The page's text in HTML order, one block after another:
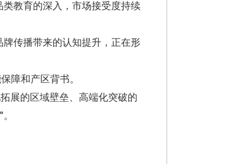
教育的深入，市场接受度持续
传播带来的认知提升，正在形
障和产区背书。
展的区域壁垒、高端化突破的
。